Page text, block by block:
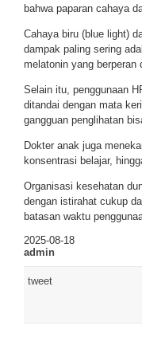
bahwa paparan cahaya
Cahaya biru (blue light)
dampak paling sering
melatonin yang berperan
Selain itu, penggunaan
ditandai dengan mata
gangguan penglihatan
Dokter anak juga
konsentrasi belajar,
Organisasi kesehatan
dengan istirahat cukup
batasan waktu
2025-08-18
admin
tweet